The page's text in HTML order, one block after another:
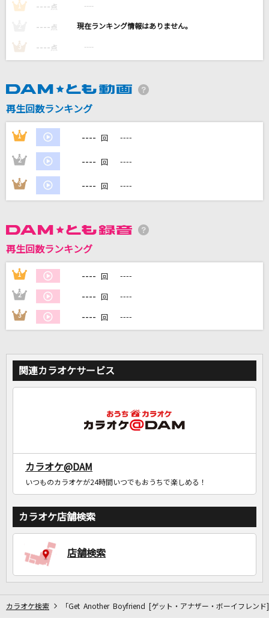
浦島太郎(桐谷健太)
絆川
春よ、来い
DAMの新曲・ランキングなど
カラオケをもっと楽しもう！
自宅でカラオケ歌い放題！
家族や友達と一緒に！練習にも！
1 ---- 点 ----
---- 点 ----
3 ---- 点 ----
再生回数ランキング
1 ---- 回 ----
2 ---- 回 ----
3 ---- 回 ----
再生回数ランキング
1 ---- 回 ----
2 ---- 回 ----
3 ---- 回 ----
関連カラオケサービス
カラオケ@DAM
いつものカラオケが24時間いつでもおうちで楽しめる！
カラオケ店舗検索
店舗検索
カラオケ検索 「Get Another Boyfriend [ゲット・アナザー・ボーイフレンド